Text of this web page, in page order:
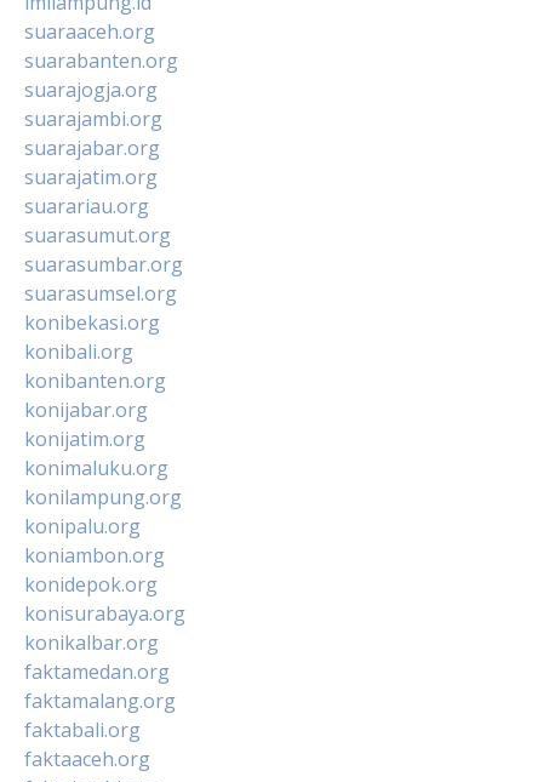
suaraaceh.org
suarabanten.org
suarajogja.org
suarajambi.org
suarajabar.org
suarajatim.org
suarariau.org
suarasumut.org
suarasumbar.org
suarasumsel.org
konibekasi.org
konibali.org
konibanten.org
konijabar.org
konijatim.org
konimaluku.org
konilampung.org
konipalu.org
koniambon.org
konidepok.org
konisurabaya.org
konikalbar.org
faktamedan.org
faktamalang.org
faktabali.org
faktaaceh.org